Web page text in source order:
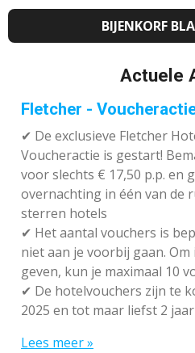
BIJENKORF
Actuele
Fletcher -
✔ De exclusieve Fletcher
Voucheractie is gestart!
voor slechts € 17,50 p.p. en
overnachting in één van de
sterren hotels
✔ Het aantal vouchers is
niet aan je voorbij gaan.
geven, kun je maximaal 10
✔ De hotelvouchers zijn te
2025 en tot maar liefst 2
Lees meer »